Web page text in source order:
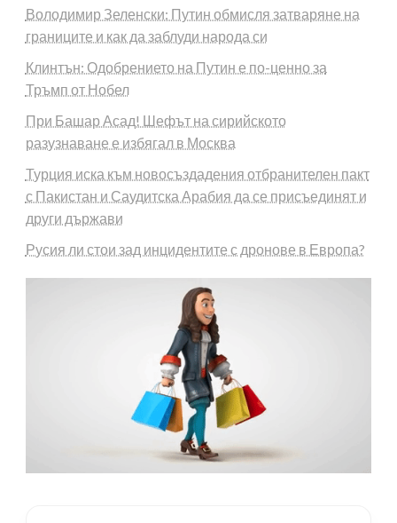
Володимир Зеленски: Путин обмисля затваряне на
границите и как да заблуди народа си
Клинтън: Одобрението на Путин е по-ценно за
Тръмп от Нобел
При Башар Асад! Шефът на сирийското
разузнаване е избягал в Москва
Турция иска към новосъздадения отбранителен пакт
с Пакистан и Саудитска Арабия да се присъединят и
други държави
Русия ли стои зад инцидентите с дронове в Европа?